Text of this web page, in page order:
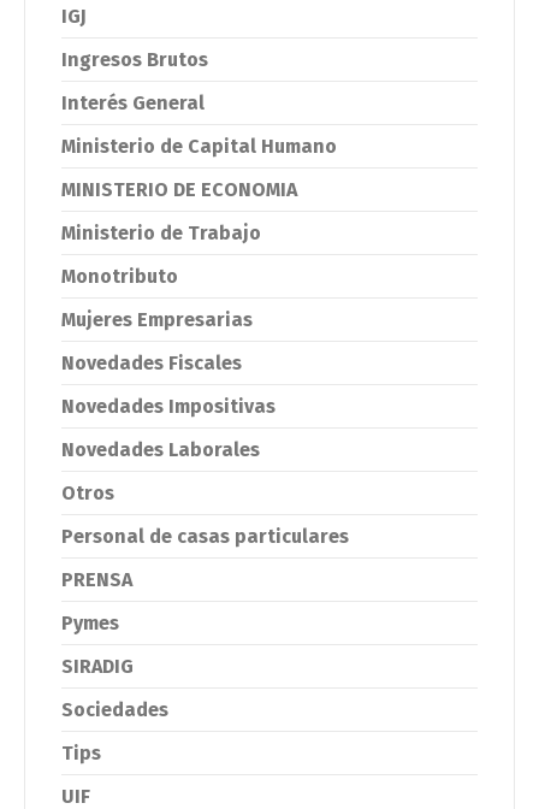
IGJ
Ingresos Brutos
Interés General
Ministerio de Capital Humano
MINISTERIO DE ECONOMIA
Ministerio de Trabajo
Monotributo
Mujeres Empresarias
Novedades Fiscales
Novedades Impositivas
Novedades Laborales
Otros
Personal de casas particulares
PRENSA
Pymes
SIRADIG
Sociedades
Tips
UIF